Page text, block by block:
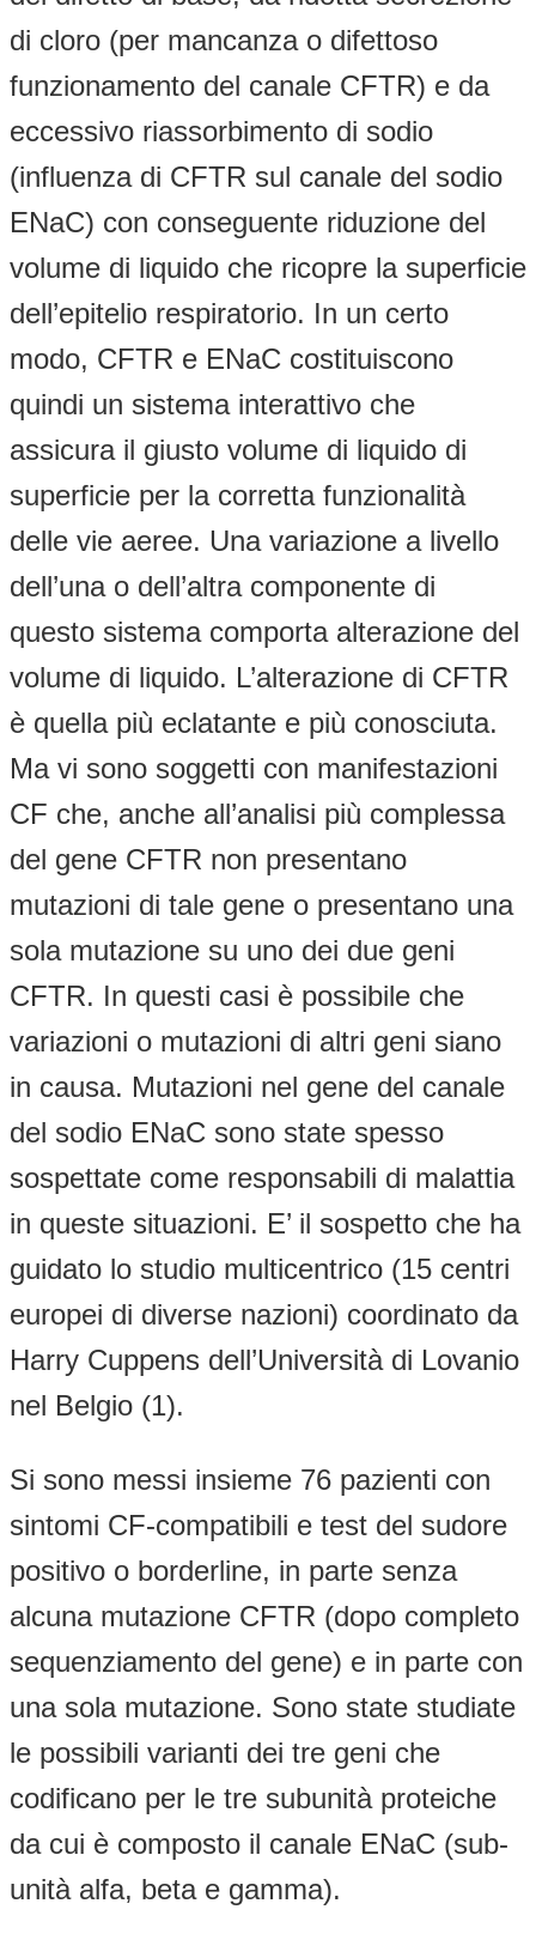
di cloro (per mancanza o difettoso
funzionamento del canale CFTR) e da
eccessivo riassorbimento di sodio
(influenza di CFTR sul canale del sodio
ENaC) con conseguente riduzione del
volume di liquido che ricopre la superficie
dell’epitelio respiratorio. In un certo
modo, CFTR e ENaC costituiscono
quindi un sistema interattivo che
assicura il giusto volume di liquido di
superficie per la corretta funzionalità
delle vie aeree. Una variazione a livello
dell’una o dell’altra componente di
questo sistema comporta alterazione del
volume di liquido. L’alterazione di CFTR
è quella più eclatante e più conosciuta.
Ma vi sono soggetti con manifestazioni
CF che, anche all’analisi più complessa
del gene CFTR non presentano
mutazioni di tale gene o presentano una
sola mutazione su uno dei due geni
CFTR. In questi casi è possibile che
variazioni o mutazioni di altri geni siano
in causa. Mutazioni nel gene del canale
del sodio ENaC sono state spesso
sospettate come responsabili di malattia
in queste situazioni. E’ il sospetto che ha
guidato lo studio multicentrico (15 centri
europei di diverse nazioni) coordinato da
Harry Cuppens dell’Università di Lovanio
nel Belgio (1).
Si sono messi insieme 76 pazienti con
sintomi CF-compatibili e test del sudore
positivo o borderline, in parte senza
alcuna mutazione CFTR (dopo completo
sequenziamento del gene) e in parte con
una sola mutazione. Sono state studiate
le possibili varianti dei tre geni che
codificano per le tre subunità proteiche
da cui è composto il canale ENaC (sub-
unità alfa, beta e gamma).